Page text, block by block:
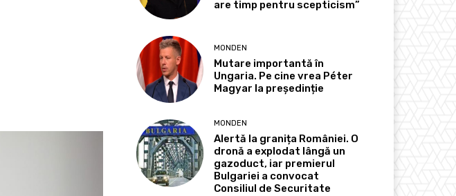
are timp pentru scepticism”
MONDEN
Mutare importantă în
Ungaria. Pe cine vrea Péter
Magyar la președinție
MONDEN
Alertă la granița României. O
dronă a explodat lângă un
gazoduct, iar premierul
Bulgariei a convocat
Consiliul de Securitate